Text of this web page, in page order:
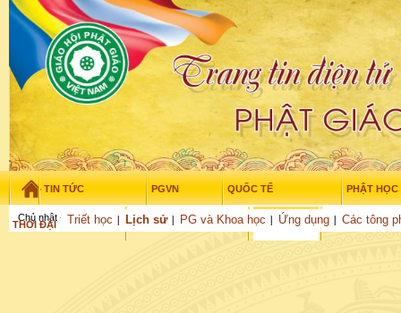
TIN TỨC PGVN QUỐC TẾ PHẬT HỌC
THỜI ĐẠI TUỔI TRẺ NGHIÊN CỨU
Triết học Lịch sử PG và Khoa học Ứng dụng Các tông
VĂN HỌC
Chủ nhật - 9/08/2026 – 05: 53:40